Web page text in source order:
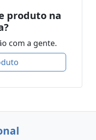
produto na
com a gente.